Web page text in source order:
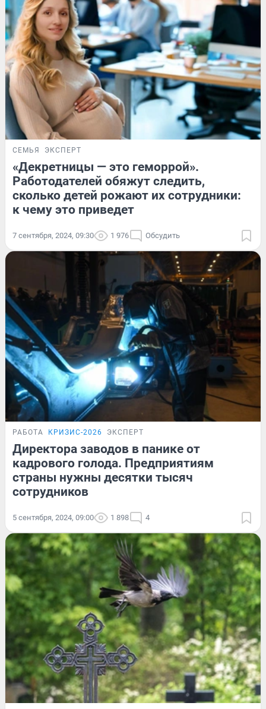
СЕМЬЯ ЭКСПЕРТ
«Декретницы — это геморрой».
Работодателей обяжут следить,
сколько детей рожают их сотрудники:
к чему это приведет
7 сентября, 2024, 09:30 1 976 Обсудить
РАБОТА КРИЗИС-2026 ЭКСПЕРТ
Директора заводов в панике от
кадрового голода. Предприятиям
страны нужны десятки тысяч
сотрудников
5 сентября, 2024, 09:00 1 898 4